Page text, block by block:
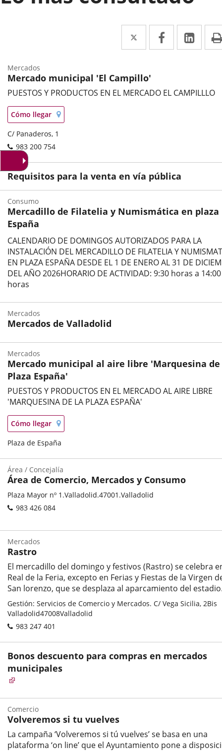
Twitter
Enlace
a
aplicación
externa.
Facebook
Enlace
a
externa.
a
Mercado municipal 'El Campillo'
PUESTOS Y PRODUCTOS EN EL MERCADO EL CAMPILLLO
Categoría
Mercados
Localización
en
mapa
Cómo llegar Enlace
a
una
aplicación
Postal
address
C/ Panaderos, 1
Phones
983 200 754
Requisitos para la venta en vía pública
Mercadillo de Filatelia y Numismática en plaza
España
CALENDARIO DE DOMINGOS AUTORIZADOS PARA LA
INSTALACIÓN DEL MERCADILLO DE FILATELIA Y
EN PLAZA ESPAÑA DESDE EL 1 DE ENERO AL 31 DE
DEL AÑO 2026HORARIO DE ACTIVIDAD: 9:30 horas a 14:00
horas
Consumo
Mercados de Valladolid
Mercados
Mercado municipal al aire libre 'Marquesina
Plaza España'
PUESTOS Y PRODUCTOS EN EL MERCADO AL AIRE LIBRE
'MARQUESINA DE LA PLAZA ESPAÑA'
Categoría
Mercados
Localización
en
mapa
Cómo llegar Enlace
a
una
Postal
Plaza de España
Área de Comercio, Mercados y Consumo
Categoría
Área / Concejalía
Postal
address
Plaza Mayor nº 1.Valladolid.47001.Valladolid
Phones
983 426 084
Rastro
El mercadillo del domingo y festivos (Rastro) se celebra
Real de la Feria, excepto en Ferias y Fiestas de la Virgen
San lorenzo, que se desplaza al aparcamiento del
Categoría
Mercados
Postal
address
Gestión: Servicios de Comercio y Mercados. C/ Vega Sicilia, 2Bis
Valladolid47008Valladolid
Phones
983 247 401
Bonos descuento para compras en mercados
municipales
Volveremos si tu vuelves
La campaña ‘Volveremos si tú vuelves’ se basa en una
plataforma ‘on line’ que el Ayuntamiento pone a
Comercio